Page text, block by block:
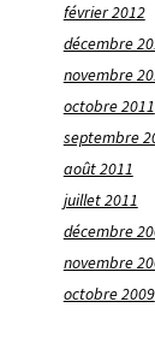
février 2012
décembre
novembre
octobre 2011
septembre
août 2011
juillet 2011
décembre
novembre
octobre 2009